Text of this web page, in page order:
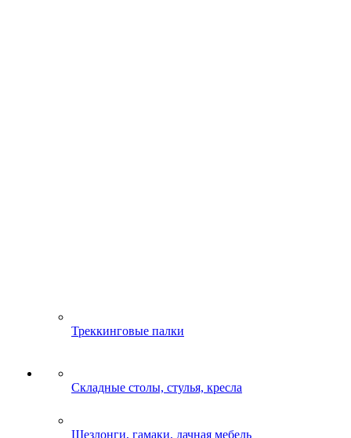
Треккинговые палки
Складные столы, стулья, кресла
Шезлонги, гамаки, дачная мебель